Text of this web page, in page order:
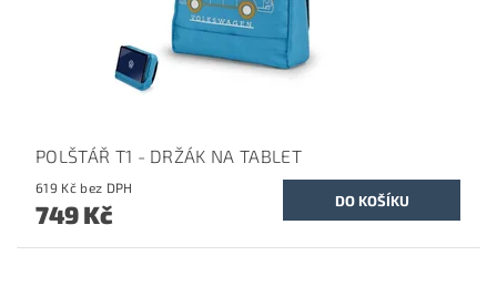
POLŠTÁŘ T1 - DRŽÁK NA TABLET
619 Kč bez DPH
749 Kč